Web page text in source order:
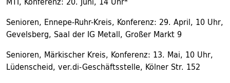
Senioren, Ennepe-Ruhr-Kreis, Konferenz: 29. April, 10 Uhr,
Gevelsberg, Saal der IG Metall, Großer Markt 9
Senioren, Märkischer Kreis, Konferenz: 13. Mai, 10 Uhr,
Lüdenscheid, ver.di-Geschäftsstelle, Kölner Str. 152